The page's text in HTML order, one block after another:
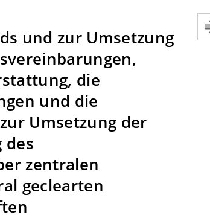
und zur Umsetzung
die
und die
Umsetzung der
des
zentralen
geclearten